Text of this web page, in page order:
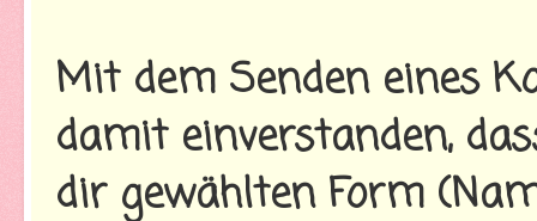
Mit dem Senden eines
damit einverstanden,
dir gewählten Form